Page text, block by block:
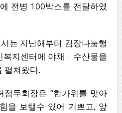
전병 100박스를 전달하였
는 지난해부터 김장나눔행
지센터에 야채ㆍ수산물을
펼쳐왔다.
점두회장은 “한가위를 맞아
을 보탤수 있어 기쁘고, 앞